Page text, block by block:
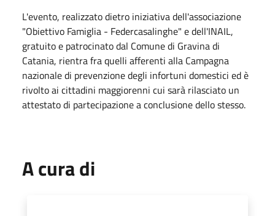
L'evento, realizzato dietro iniziativa dell'associazione
"Obiettivo Famiglia - Federcasalinghe" e dell'INAIL,
gratuito e patrocinato dal Comune di Gravina di
Catania, rientra fra quelli afferenti alla Campagna
nazionale di prevenzione degli infortuni domestici ed è
rivolto ai cittadini maggiorenni cui sarà rilasciato un
attestato di partecipazione a conclusione dello stesso.
A cura di